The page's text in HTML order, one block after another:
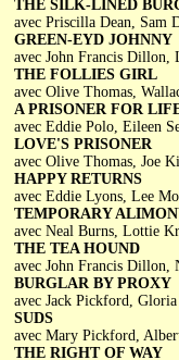
THE SILK-LINED
avec Priscilla Dean, Sam
GREEN-EYD JOHNNY
avec John Francis Dillon,
THE FOLLIES GIRL
avec Olive Thomas,
A PRISONER FOR
avec Eddie Polo, Eileen
LOVE'S PRISONER
avec Olive Thomas, Joe
HAPPY RETURNS
avec Eddie Lyons, Lee
TEMPORARY
avec Neal Burns, Lottie
THE TEA HOUND
avec John Francis Dillon,
BURGLAR BY PROXY
avec Jack Pickford,
SUDS
avec Mary Pickford,
THE RIGHT OF WAY